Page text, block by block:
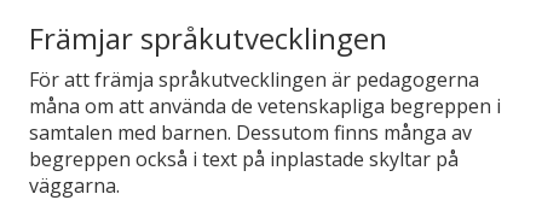
Främjar språkutvecklingen
För att främja språkutvecklingen är pedagogerna
måna om att använda de vetenskapliga begreppen i
samtalen med barnen. Dessutom finns många av
begreppen också i text på inplastade skyltar på
väggarna.